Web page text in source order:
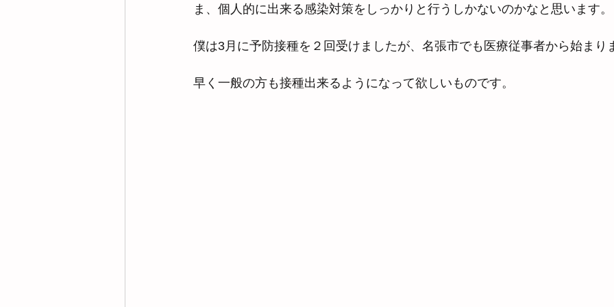
ま、個人的に出来る感染対策をしっかりと行うしかないのかなと思います。
僕は3月に予防接種を２回受けましたが、名張市でも医療従事者から始まり
早く一般の方も接種出来るようになって欲しいものです。